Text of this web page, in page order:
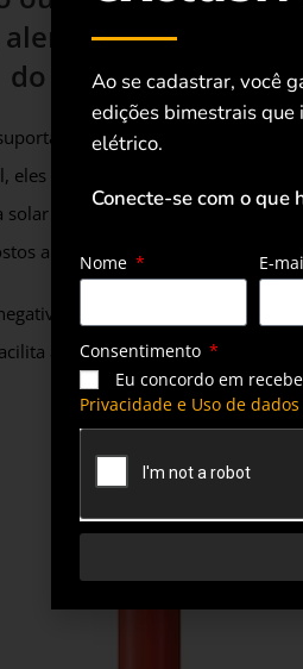
Igor Delibório,
do Grupo Prysmian.
toda a rede em corrente
são utilizados somente entre
e de maior temperatura, pois,
a estas agressões.
que são identificados por
a instalação, prevenindo
Ao se cadastrar, você
edições bimestrais
elétrico.
Conecte-se com o que
Nome E-
Consentimento
Eu concordo em
Privacidade e Uso de